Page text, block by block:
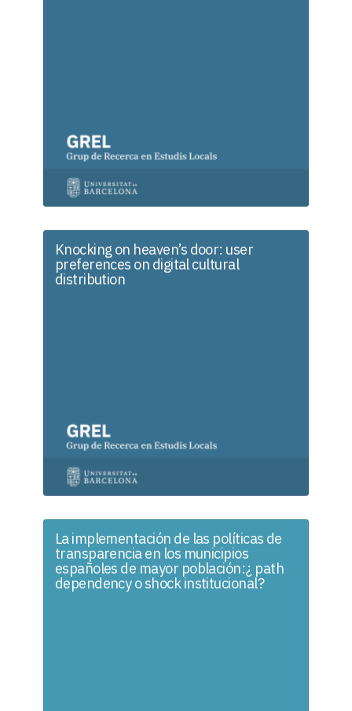
Knocking on heaven’s door: user
preferences on digital cultural
distribution
La implementación de las políticas de
transparencia en los municipios
españoles de mayor población:¿ path
dependency o shock institucional?